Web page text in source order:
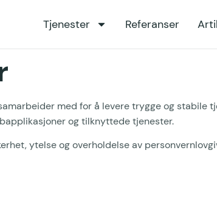
Tjenester Referanser
med for å levere trygge og stabile
og tilknyttede tjenester.
ytelse og overholdelse av